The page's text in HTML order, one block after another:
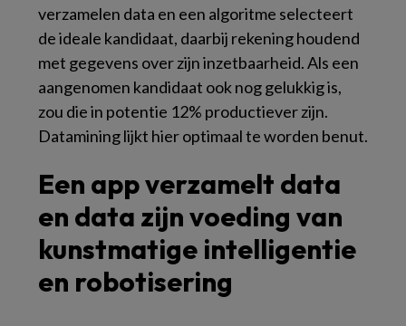
verzamelen data en een algoritme selecteert
de ideale kandidaat, daarbij rekening houdend
met gegevens over zijn inzetbaarheid. Als een
aangenomen kandidaat ook nog gelukkig is,
zou die in potentie 12% productiever zijn.
Datamining lijkt hier optimaal te worden benut.
Een app verzamelt data
en data zijn voeding van
kunstmatige intelligentie
en robotisering